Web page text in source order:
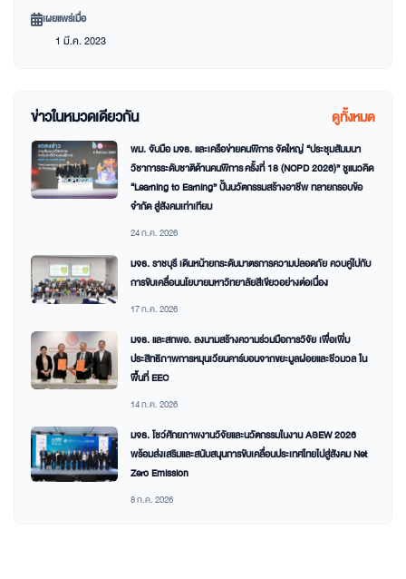
เผยแพร่เมื่อ
1 มี.ค. 2023
ข่าวในหมวดเดียวกัน ดูทั้งหมด
พม. จับมือ มจธ. และเครือข่ายคนพิการ จัดใหญ่ “ประชุมสัมมนา
วิชาการระดับชาติด้านคนพิการ ครั้งที่ 18 (NCPD 2026)” ชูแนวคิด
“Learning to Earning” ปั้นนวัตกรรมสร้างอาชีพ ทลายกรอบข้อ
จำกัด สู่สังคมเท่าเทียม
24 ก.ค. 2026
มจธ. ราชบุรี เดินหน้ายกระดับมาตรการความปลอดภัย ควบคู่ไปกับ
การขับเคลื่อนนโยบายมหาวิทยาลัยสีเขียวอย่างต่อเนื่อง
17 ก.ค. 2026
มจธ. และสกพอ. ลงนามสร้างความร่วมมือการวิจัย เพื่อเพิ่ม
ประสิทธิภาพการหมุนเวียนคาร์บอนจากขยะมูลฝอยและชีวมวล ใน
พื้นที่ EEC
14 ก.ค. 2026
มจธ. โชว์ศักยภาพงานวิจัยและนวัตกรรมในงาน ASEW 2026
พร้อมส่งเสริมและสนับสนุนการขับเคลื่อนประเทศไทยไปสู่สังคม Net
Zero Emission
8 ก.ค. 2026